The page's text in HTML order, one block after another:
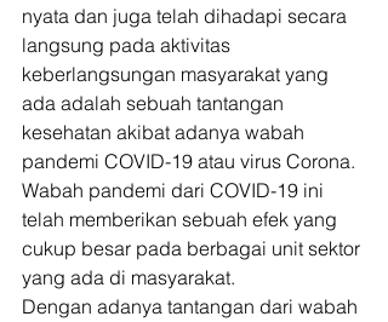
nyata dan juga telah dihadapi secara
langsung pada aktivitas
keberlangsungan masyarakat yang
ada adalah sebuah tantangan
kesehatan akibat adanya wabah
pandemi COVID-19 atau virus Corona.
Wabah pandemi dari COVID-19 ini
telah memberikan sebuah efek yang
cukup besar pada berbagai unit sektor
yang ada di masyarakat.
Dengan adanya tantangan dari wabah